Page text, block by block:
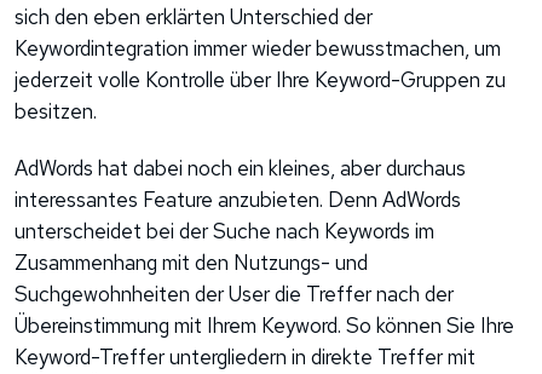
sich den eben erklärten Unterschied der
Keywordintegration immer wieder bewusstmachen, um
jederzeit volle Kontrolle über Ihre Keyword-Gruppen zu
besitzen.
AdWords hat dabei noch ein kleines, aber durchaus
interessantes Feature anzubieten. Denn AdWords
unterscheidet bei der Suche nach Keywords im
Zusammenhang mit den Nutzungs- und
Suchgewohnheiten der User die Treffer nach der
Übereinstimmung mit Ihrem Keyword. So können Sie Ihre
Keyword-Treffer untergliedern in direkte Treffer mit